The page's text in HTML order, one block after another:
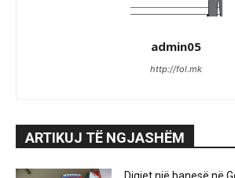
admin05
http://fol.mk
ARTIKUJ TË NGJASHËM